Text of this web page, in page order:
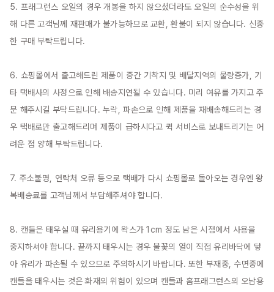
5. 프래그런스 오일의 경우 개봉을 하지 않으셨더라도 오일의 순수성을 위
해 다른 고객님께 재판매가 불가능하므로 교환, 환불이 되지 않습니다. 신중
한 구매 부탁드립니다.
6. 쇼핑몰에서 출고해드린 제품이 중간 기착지 및 배달지역의 물량증가, 기
타 택배사의 사정으로 인해 배송지연될 수 있습니다. 미리 여유를 가지고 주
문 해주시길 부탁드립니다. 누락, 파손으로 인해 제품을 재배송해드리는 경
우 택배로만 출고해드리며 제품이 급하시다고 퀵 서비스로 보내드리기는 어
려운 점 양해 부탁드립니다.
7. 주소불명, 연락처 오류 등으로 택배가 다시 쇼핑몰로 돌아오는 경우엔 왕
복배송료를 고객님께서 부담해주셔야 합니다.
8. 캔들은 태우실 때 유리용기에 왁스가 1cm 정도 남은 시점에서 사용을
중지하셔야 합니다. 끝까지 태우시는 경우 불꽃의 열이 직접 유리바닥에 닿
아 유리가 파손될 수 있으므로 주의하시기 바랍니다. 또한 부재중, 수면중에
캔들을 태우시는 것은 화재의 위험이 있으며 캔들과 홈프래그런스의 오남용